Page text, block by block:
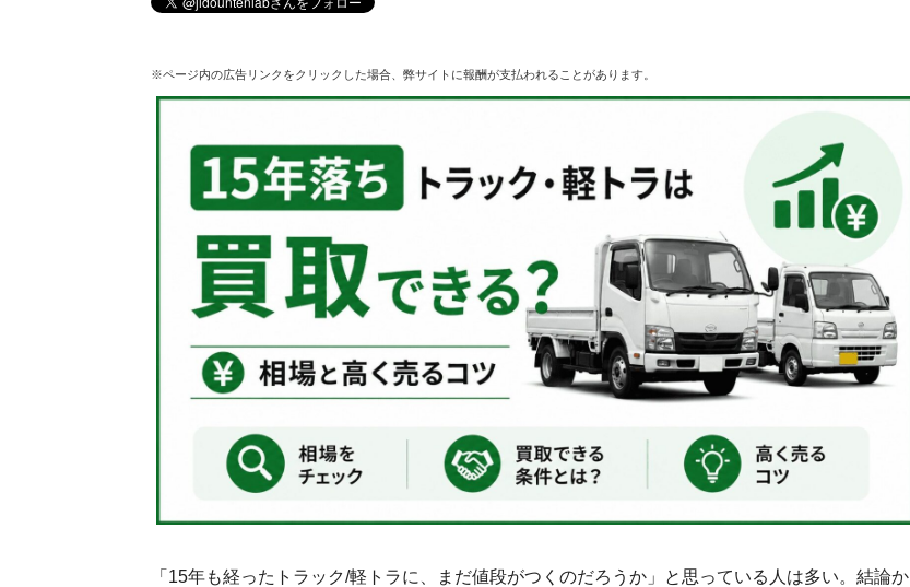
※ページ内の広告リンクをクリックした場合、弊サイトに報酬が支払われることがあります。
「15年も経ったトラック/軽トラに、まだ値段がつくのだろうか」と思っている人は多い。結論か